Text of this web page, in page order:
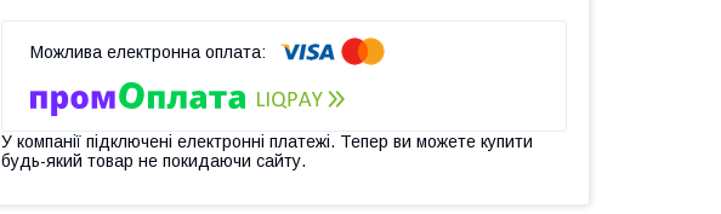
У компанії підключені електронні платежі. Тепер ви можете купити
будь-який товар не покидаючи сайту.